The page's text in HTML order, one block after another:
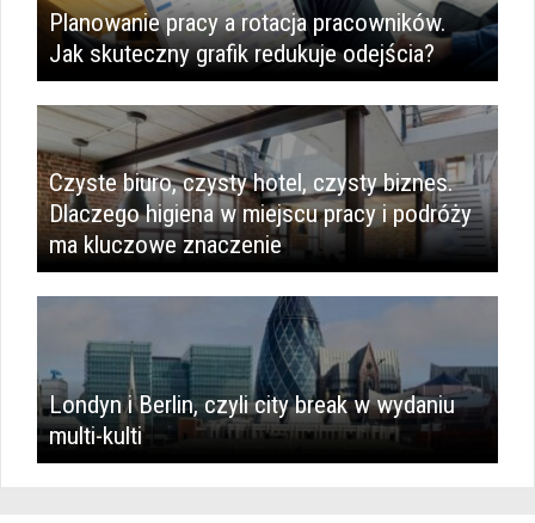
Planowanie pracy a rotacja pracowników.
Jak skuteczny grafik redukuje odejścia?
Czyste biuro, czysty hotel, czysty biznes.
Dlaczego higiena w miejscu pracy i podróży
ma kluczowe znaczenie
Londyn i Berlin, czyli city break w wydaniu
multi-kulti